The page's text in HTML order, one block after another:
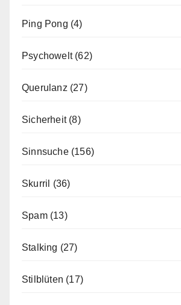
Ping Pong (4)
Psychowelt(62)
Querulanz (27)
Sicherheit(8)
Sinnsuche(156)
Skurril (36)
Spam(13)
Stalking (27)
Stilblüten (17)